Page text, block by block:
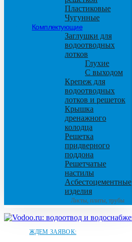
Пластиковые
Чугунные
Комплектующие
Заглушки для
водоотводных
лотков
Глухие
С выходом
Крепеж для
водоотводных
лотков и решеток
Крышка
дренажного
колодца
Решетка
придверного
поддона
Решетчатые
настилы
Асбестоцементные
изделия
Листы, плиты, трубы
ЖДЕМ ЗАЯВОК: